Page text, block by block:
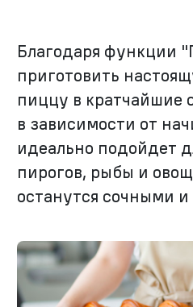
Благодаря функции
приготовить
пиццу в кратчайшие
в зависимости от
идеально подойдет
пирогов, рыбы и
останутся сочными